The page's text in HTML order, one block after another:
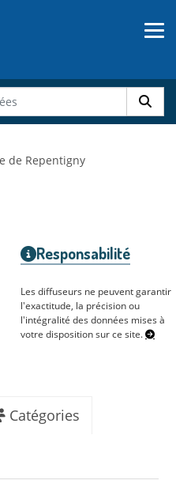
de Repentigny
Responsabilité
Les diffuseurs ne peuvent garantir
l'exactitude, la précision ou
l'intégralité des données mises à
votre disposition sur ce site.
Catégories